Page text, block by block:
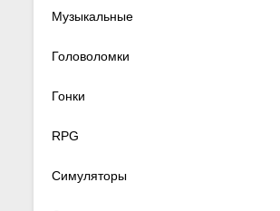
Музыкальные
Головоломки
Гонки
RPG
Симуляторы